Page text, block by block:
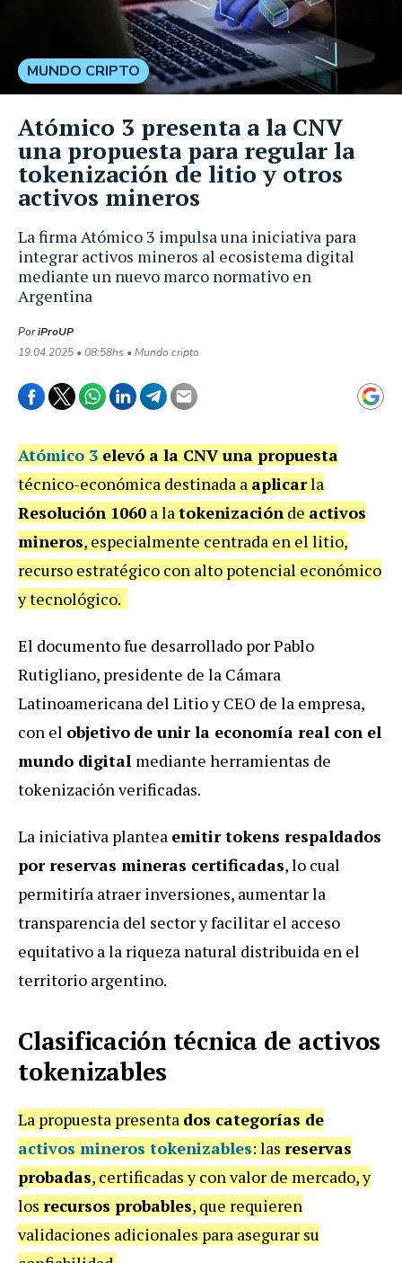
La firma Atómico 3 impulsa una iniciativa para
integrar activos mineros al ecosistema digital
mediante un nuevo marco normativo en
Argentina
PoriProUP
19.04.2025 • 08:58hs • Mundo cripto
MUNDO CRIPTO
Atómico 3 presenta a la CNV
una propuesta para regular la
tokenización de litio y otros
activos mineros
Atómico 3 elevó a la CNV una propuesta
técnico-económica destinada a aplicarla
Resolución 1060 a latokenización de activos
mineros, especialmente centrada en el litio,
recurso estratégico con alto potencial económico
y tecnológico.
El documento fue desarrollado por Pablo
Rutigliano, presidente de la Cámara
Latinoamericana del Litio y CEO de la empresa,
con el objetivo de unir la economía real con el
mundo digital mediante herramientas de
tokenización verificadas.
La iniciativa plantea emitir tokens respaldados
por reservas mineras certificadas, lo cual
permitiría atraer inversiones, aumentar la
transparencia del sector y facilitar el acceso
equitativo a la riqueza natural distribuida en el
territorio argentino.
Clasificación técnica de activos
tokenizables
La propuesta presenta dos categorías de
activos mineros tokenizables: las reservas
probadas, certificadas y con valor de mercado, y
los recursos probables, que requieren
validaciones adicionales para asegurar su